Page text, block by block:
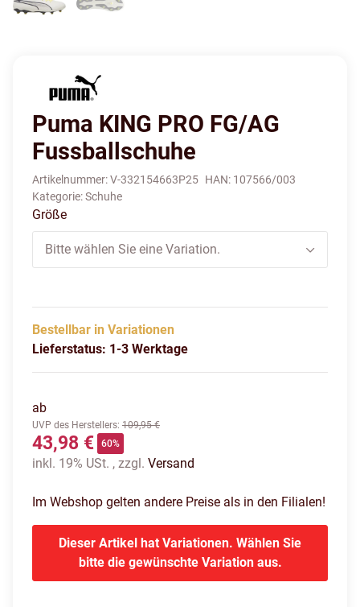
Puma KING PRO FG/AG
Fussballschuhe
Artikelnummer:V-332154663P25 HAN: 107566/003
Kategorie:Schuhe
Größe
Bitte wählen Sie eine Variation.
Bestellbar in Variationen
Lieferstatus: 1-3 Werktage
ab
UVP des Herstellers: 109,95 €
43,98 € 60%
inkl. 19% USt. , zzgl. Versand
Im Webshop gelten andere Preise als in den Filialen!
Dieser Artikel hat Variationen. Wählen Sie
bitte die gewünschte Variation aus.